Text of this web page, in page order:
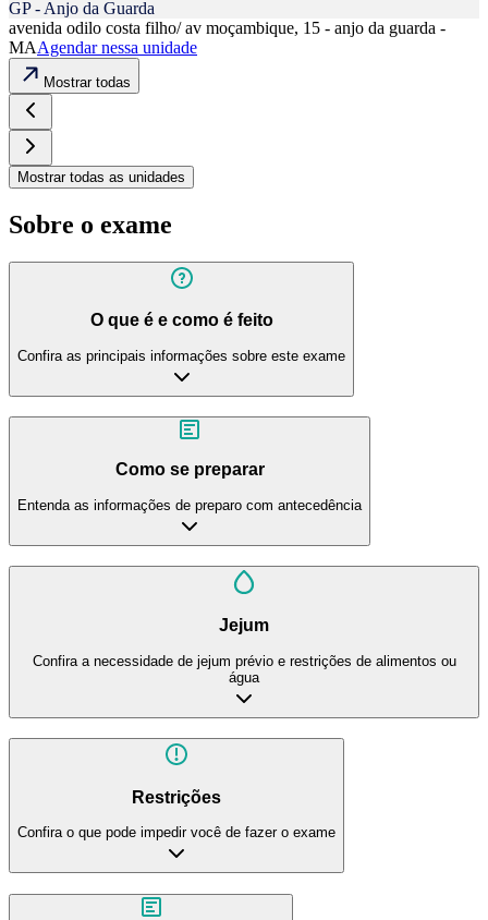
GP - Anjo da Guarda
avenida odilo costa filho/ av moçambique, 15 - anjo da guarda -
MAAgendar nessa unidade
Mostrar todas
Mostrar todas as unidades
Sobre o exame
O que é e como é feito
Confira as principais informações sobre este exame
Como se preparar
Entenda as informações de preparo com antecedência
Jejum
Confira a necessidade de jejum prévio e restrições de alimentos ou
água
Restrições
Confira o que pode impedir você de fazer o exame